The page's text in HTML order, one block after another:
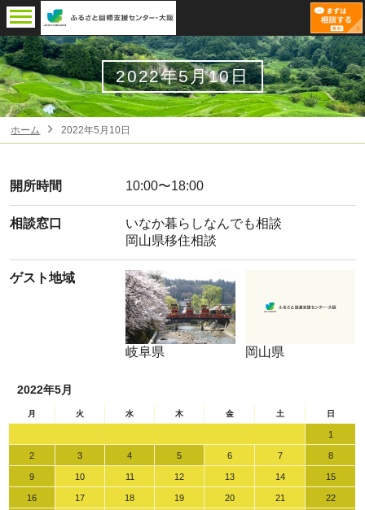
2022年5月10日
ホーム 2022年5月10日
開所時間 10:00〜18:00
相談窓口
いなか暮らしなんでも相談
岡山県移住相談
ゲスト地域
岐阜県 岡山県
2022年5月
月 火 水 木 金 土 日
1
2 3 4 5 6 7 8
9 10 11 12 13 14 15
16 17 18 19 20 21 22